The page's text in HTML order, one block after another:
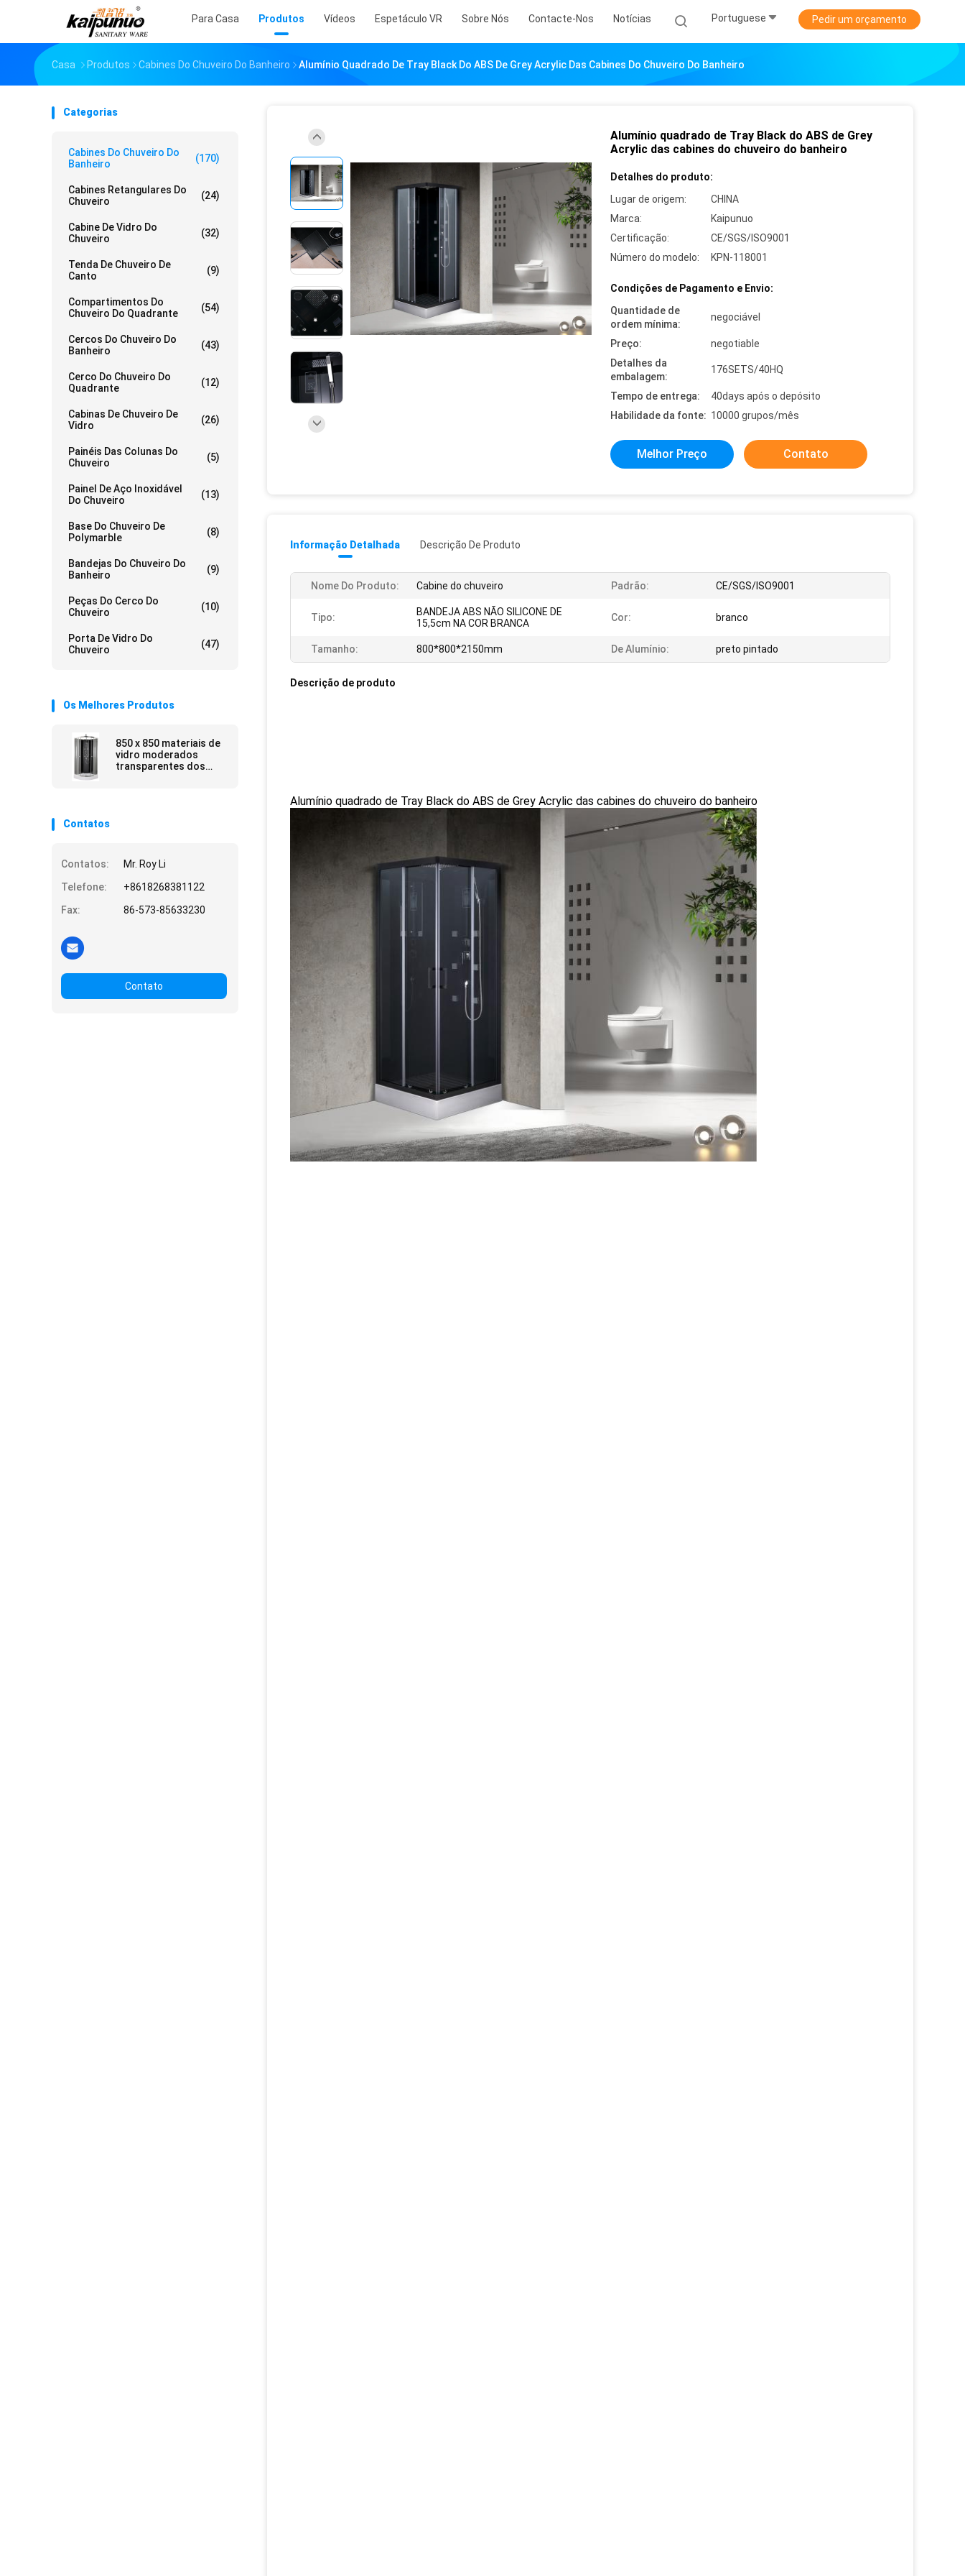
Para Casa Produtos Vídeos Espetáculo VR Sobre Nós Contacte-Nos Notícias Portuguese Pedir um orçamento
Casa Produtos Cabines Do Chuveiro Do Banheiro Alumínio Quadrado De Tray Black Do ABS De Grey Acrylic Das Cabines Do Chuveiro Do Banheiro
Categorias
Cabines Do Chuveiro Do
Banheiro
(170)
Cabines Retangulares Do
Chuveiro
(24)
Cabine De Vidro Do
Chuveiro
(32)
Tenda De Chuveiro De
Canto
(9)
Compartimentos Do
Chuveiro Do Quadrante
(54)
Cercos Do Chuveiro Do
Banheiro
(43)
Cerco Do Chuveiro Do
Quadrante
(12)
Cabinas De Chuveiro De
Vidro
(26)
Painéis Das Colunas Do
Chuveiro
(5)
Painel De Aço Inoxidável
Do Chuveiro
(13)
Base Do Chuveiro De
Polymarble
(8)
Bandejas Do Chuveiro Do
Banheiro
(9)
Peças Do Cerco Do
Chuveiro
(10)
Porta De Vidro Do
Chuveiro
(47)
Os Melhores Produtos
850 x 850 materiais de
vidro moderados
transparentes dos
Contatos
Contatos:
Mr. Roy Li
Telefone:
+8618268381122
Fax:
86-573-85633230
Contato
Alumínio quadrado de Tray Black do ABS de Grey
Acrylic das cabines do chuveiro do banheiro
Detalhes do produto:
Lugar de origem:
CHINA
Marca:
Kaipunuo
Certificação:
CE/SGS/ISO9001
Número do modelo:
KPN-118001
Condições de Pagamento e Envio:
Quantidade de
ordem mínima:
negociável
Preço:
negotiable
Detalhes da
embalagem:
176SETS/40HQ
Tempo de entrega:
40days após o depósito
Habilidade da fonte: 10000 grupos/mês
Melhor Preço Contato
Informação Detalhada Descrição De Produto
Nome Do Produto: Cabine do chuveiro Padrão: CE/SGS/ISO9001
Tipo:
BANDEJA ABS NÃO SILICONE DE
15,5cm NA COR BRANCA
Cor: branco
Tamanho: 800*800*2150mm De Alumínio: preto pintado
Descrição de produto
Alumínio quadrado de Tray Black do ABS de Grey Acrylic das cabines do chuveiro do banheiro